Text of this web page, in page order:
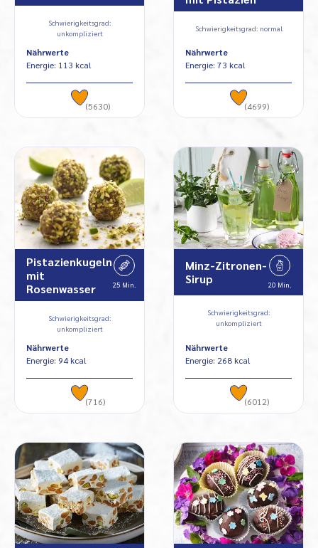
Schwierigkeitsgrad:
unkompliziert
Nährwerte
Energie: 113 kcal
(5630)
Schwierigkeitsgrad: normal
Nährwerte
Energie: 73 kcal
(4699)
Pistazienkugeln
mit
Rosenwasser
25 Min.
Schwierigkeitsgrad:
unkompliziert
Nährwerte
Energie: 94 kcal
(716)
Minz-Zitronen-
Sirup
20 Min.
Schwierigkeitsgrad:
unkompliziert
Nährwerte
Energie: 268 kcal
(6012)